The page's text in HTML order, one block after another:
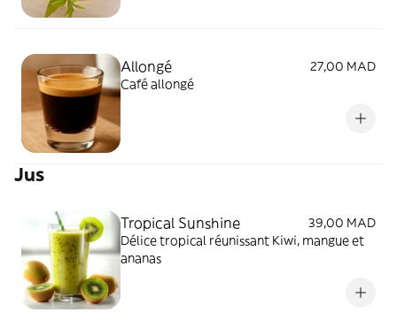
Allongé
27,00 MAD
Café allongé
Jus
Tropical Sunshine
39,00 MAD
Délice tropical réunissant Kiwi, mangue et
ananas